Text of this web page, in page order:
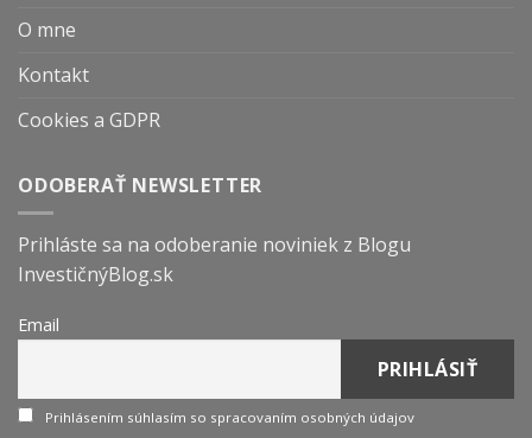
O mne
Kontakt
Cookies a GDPR
ODOBERAŤ NEWSLETTER
Prihláste sa na odoberanie noviniek z Blogu
InvestičnýBlog.sk
Email
Prihlásením súhlasím so spracovaním osobných údajov